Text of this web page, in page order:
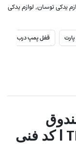
یدکی توسان, لوازم یدکی
قفل پمپ درب
هیوندای توسان TL 2017 | کد فنی